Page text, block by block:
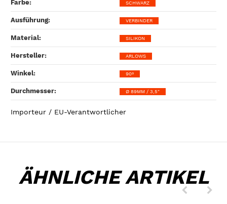
Farbe‍: SCHWARZ
Ausführung‍: VERBINDER
Material‍: SILIKON
Hersteller‍: ARLOWS
Winkel‍: 90°
Durchmesser‍: Ø 89MM / 3,5"
Importeur / EU-Verantwortlicher
ÄHNLICHE ARTIKEL